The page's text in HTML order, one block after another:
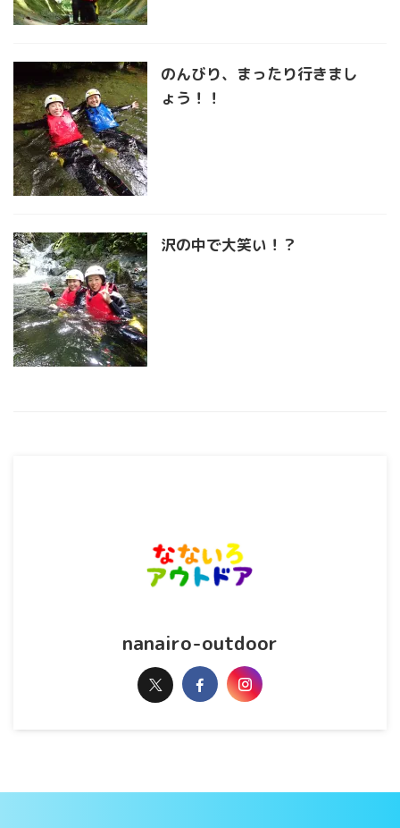
のんびり、まったり行きまし
ょう！！
沢の中で大笑い！？
nanairo-outdoor